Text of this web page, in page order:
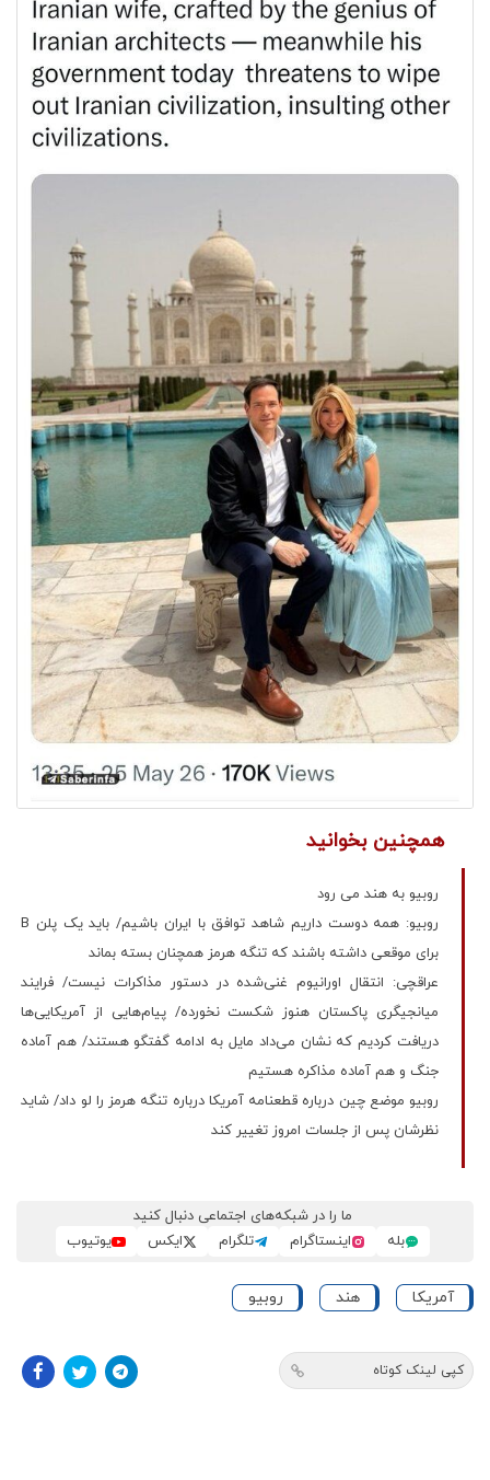
همچنین بخوانید
روبیو به هند می رود
روبیو: همه دوست داریم شاهد توافق با ایران باشیم/ باید یک پلن B
برای موقعی داشته باشند که تنگه هرمز همچنان بسته بماند
عراقچی: انتقال اورانیوم غنی‌شده در دستور مذاکرات نیست/ فرایند
میانجیگری پاکستان هنوز شکست نخورده/ پیام‌هایی از آمریکایی‌ها
دریافت کردیم که نشان می‌داد مایل به ادامه گفتگو هستند/ هم آماده
جنگ و هم آماده مذاکره هستیم
روبیو موضع چین درباره قطعنامه آمریکا درباره تنگه هرمز را لو داد/ شاید
نظرشان پس از جلسات امروز تغییر کند
ما را در شبکه‌های اجتماعی دنبال کنید
بله
اینستاگرام تلگرام ایکس یوتیوب
آمریکا هند روبیو
کپی لینک کوتاه